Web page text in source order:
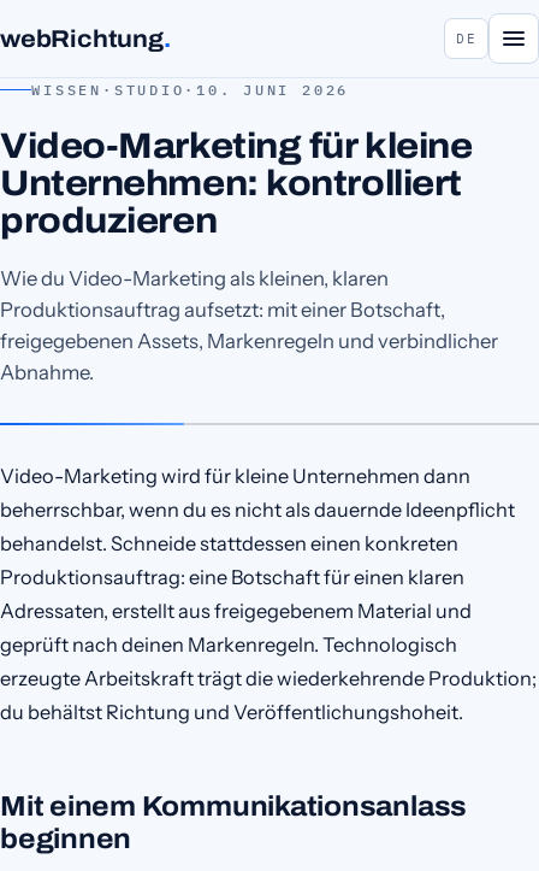
webRichtung. DE
WISSEN · STUDIO ·10. JUNI 2026
Video-Marketing für kleine
Unternehmen: kontrolliert
produzieren
Wie du Video-Marketing als kleinen, klaren
Produktionsauftrag aufsetzt: mit einer Botschaft,
freigegebenen Assets, Markenregeln und verbindlicher
Abnahme.
Video-Marketing wird für kleine Unternehmen dann
beherrschbar, wenn du es nicht als dauernde Ideenpflicht
behandelst. Schneide stattdessen einen konkreten
Produktionsauftrag: eine Botschaft für einen klaren
Adressaten, erstellt aus freigegebenem Material und
geprüft nach deinen Markenregeln. Technologisch
erzeugte Arbeitskraft trägt die wiederkehrende Produktion;
du behältst Richtung und Veröffentlichungshoheit.
Mit einem Kommunikationsanlass
beginnen